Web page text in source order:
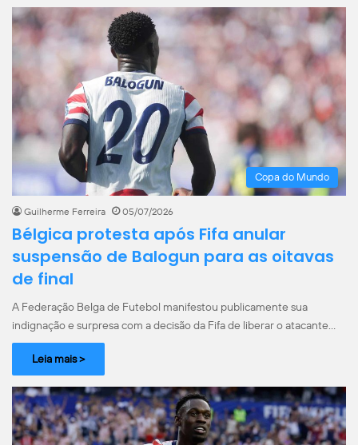
Copa do Mundo
Guilherme Ferreira 05/07/2026
Bélgica protesta após Fifa anular
suspensão de Balogun para as oitavas
de final
A Federação Belga de Futebol manifestou publicamente sua
indignação e surpresa com a decisão da Fifa de liberar o atacante…
Leia mais >